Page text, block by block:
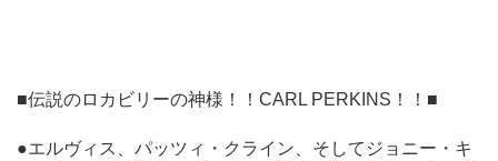
■伝説のロカビリーの神様！！CARL PERKINS！！■
●エルヴィス、パッツィ・クライン、そしてジョニー・キ